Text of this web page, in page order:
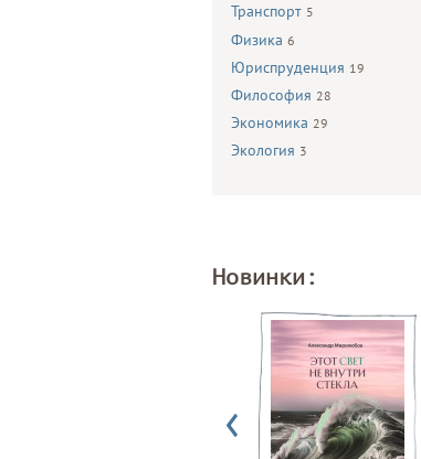
Транспорт 5
Физика 6
Юриспруденция 19
Философия 28
Экономика 29
Экология 3
Новинки: